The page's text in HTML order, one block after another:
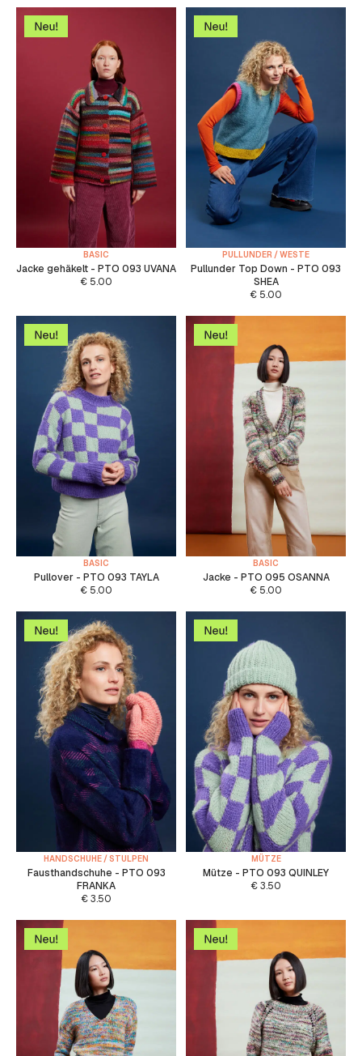
BASIC
Jacke gehäkelt - PTO 093 UVANA
€ 5.00
PULLUNDER / WESTE
Pullunder Top Down - PTO 093
SHEA
€ 5.00
BASIC
Pullover - PTO 093 TAYLA
€ 5.00
BASIC
Jacke - PTO 095 OSANNA
€ 5.00
HANDSCHUHE / STULPEN
Fausthandschuhe - PTO 093
FRANKA
€3.50
MÜTZE
Mütze - PTO 093 QUINLEY
€3.50